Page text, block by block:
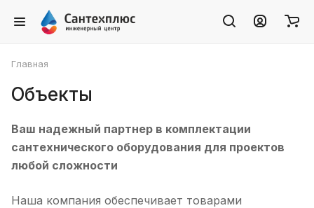
Главная
Объекты
Ваш надежный партнер в комплектации
сантехнического оборудования для проектов
любой сложности
Наша компания обеспечивает товарами